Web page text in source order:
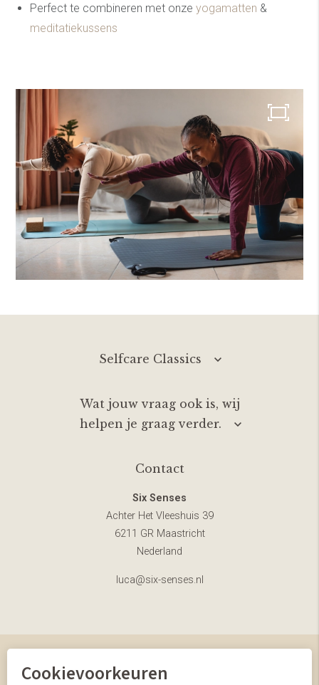
Perfect te combineren met onzeyogamatten &
meditatiekussens
Selfcare Classics
Wat jouw vraag ook is, wij
helpen je graag verder.
Contact
Six Senses
Achter Het Vleeshuis 39
6211 GR Maastricht
Nederland
luca@six-senses.nl
© Six Senses
Cookievoorkeuren